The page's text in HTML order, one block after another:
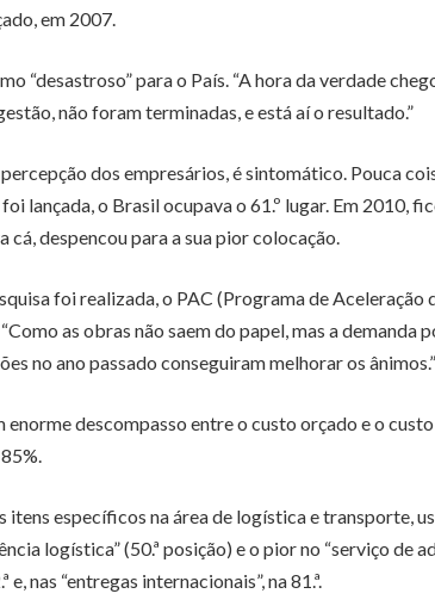
em 2007.
para o País. “A hora da verdade
não foram terminadas, e está aí o resultado.”
dos empresários, é sintomático. Pouca
lançada, o Brasil ocupava o 61.º lugar. Em 2010,
cá, despencou para a sua pior colocação.
foi realizada, o PAC (Programa de
as obras não saem do papel, mas a
no ano passado conseguiram melhorar os ânimos.”
descompasso entre o custo orçado e o
específicos na área de logística e transporte,
logística” (50.ª posição) e o pior no “serviço de
nas “entregas internacionais”, na 81.ª.